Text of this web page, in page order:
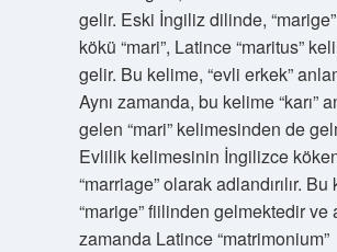
gelir. Eski İngiliz dilinde,
kökü “mari”, Latince “maritus”
gelir. Bu kelime, “evli erkek”
Aynı zamanda, bu kelime “karı”
gelen “mari” kelimesinden de
Evlilik kelimesinin İngilizce
“marriage” olarak adlandırılır.
“marige” fiilinden gelmektedir ve
zamanda Latince “matrimonium”